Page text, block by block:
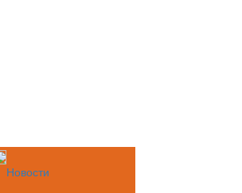
Новости